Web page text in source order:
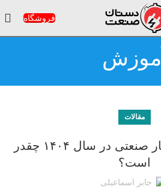
فروشگاه
آموزش
مقالات
درآمد اتوماسیون کار صنعتی در سال ۱۴۰۴ چقدر
است؟
جابر اسماعیلی